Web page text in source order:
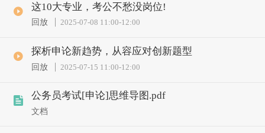
这10大专业，考公不愁没岗位!
回放 2025-07-08 11:00-12:00
探析申论新趋势，从容应对创新题型
回放 2025-07-15 11:00-12:00
公务员考试[申论]思维导图.pdf
文档